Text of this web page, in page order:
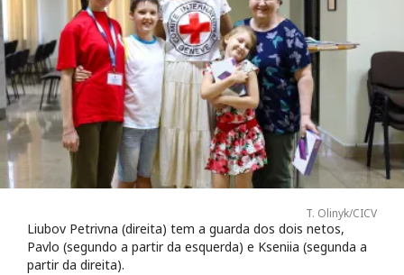
T. Olinyk/CICV
Liubov Petrivna (direita) tem a guarda dos dois netos,
Pavlo (segundo a partir da esquerda) e Kseniia (segunda a
partir da direita).